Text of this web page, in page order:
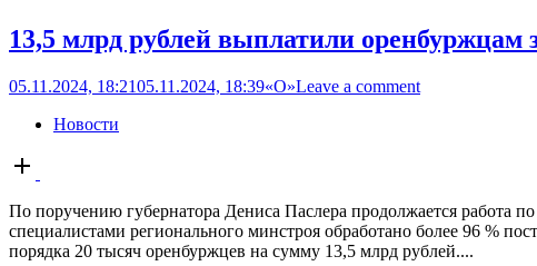
13,5 млрд рублей выплатили оренбуржцам
05.11.2024, 18:2105.11.2024, 18:39«О»Leave a comment
Новости
Open
post
По поручению губернатора Дениса Паслера продолжается работа
специалистами регионального минстроя обработано более 96 %
порядка 20 тысяч оренбуржцев на сумму 13,5 млрд рублей....